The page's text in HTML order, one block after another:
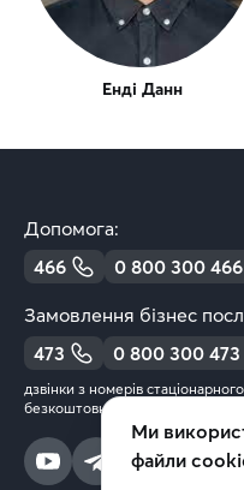
Енді Данн
Допомога:
466
0 800 300 466
Замовлення бізнес
473
0 800 300 473
дзвінки з номерів
безкоштовні
Ми
файли